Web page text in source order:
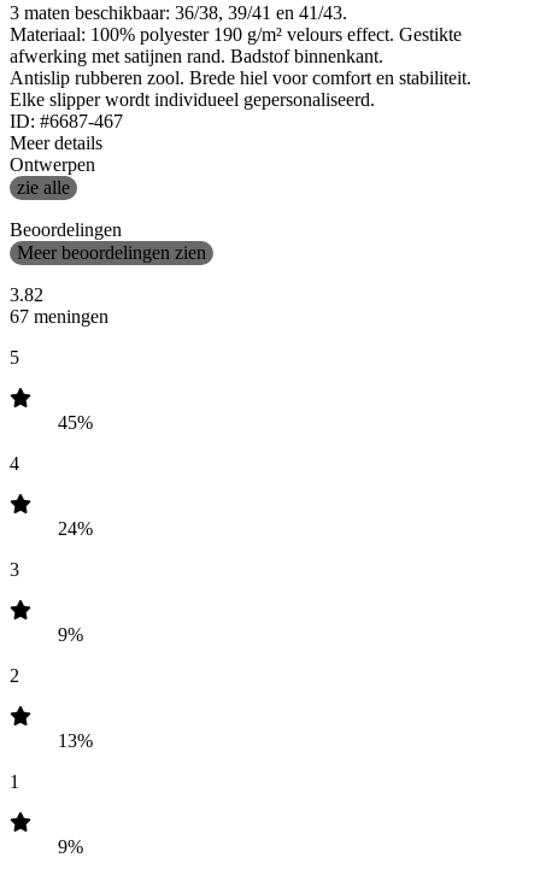
3 maten beschikbaar: 36/38, 39/41 en 41/43.
Materiaal: 100% polyester 190 g/m² velours effect. Gestikte
afwerking met satijnen rand. Badstof binnenkant.
Antislip rubberen zool. Brede hiel voor comfort en stabiliteit.
Elke slipper wordt individueel gepersonaliseerd.
ID: #6687-467
Meer details
Ontwerpen
zie alle
Beoordelingen
Meer beoordelingen zien
3.82
67 meningen
5
45%
4
24%
3
9%
2
13%
1
9%